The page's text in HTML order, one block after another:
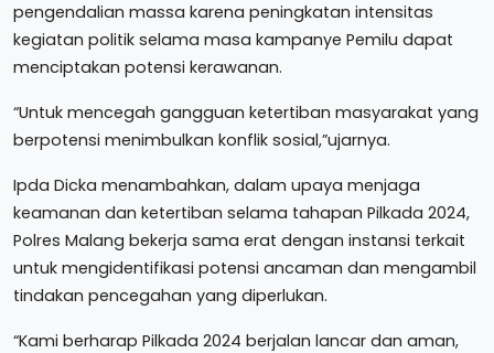
pengendalian massa karena peningkatan intensitas
kegiatan politik selama masa kampanye Pemilu dapat
menciptakan potensi kerawanan.
“Untuk mencegah gangguan ketertiban masyarakat yang
berpotensi menimbulkan konflik sosial,”ujarnya.
Ipda Dicka menambahkan, dalam upaya menjaga
keamanan dan ketertiban selama tahapan Pilkada 2024,
Polres Malang bekerja sama erat dengan instansi terkait
untuk mengidentifikasi potensi ancaman dan mengambil
tindakan pencegahan yang diperlukan.
“Kami berharap Pilkada 2024 berjalan lancar dan aman,